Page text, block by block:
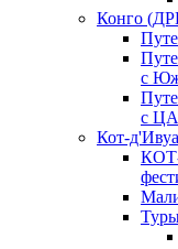
Конго
с
с
Кот-